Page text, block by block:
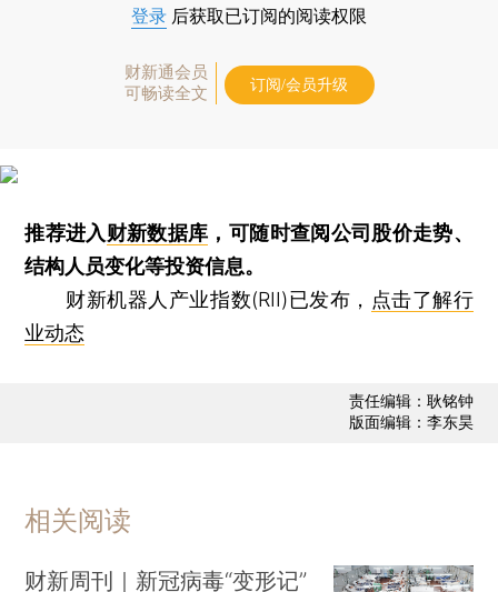
登录 后获取已订阅的阅读权限
财新通会员
可畅读全文
订阅/会员升级
推荐进入财新数据库 ，可随时查阅公司股价走势、
结构人员变化等投资信息。
财新机器人产业指数(RII)已发布， 点击了解行
业动态
责任编辑：耿铭钟
版面编辑：李东昊
相关阅读
财新周刊｜新冠病毒“变形记”